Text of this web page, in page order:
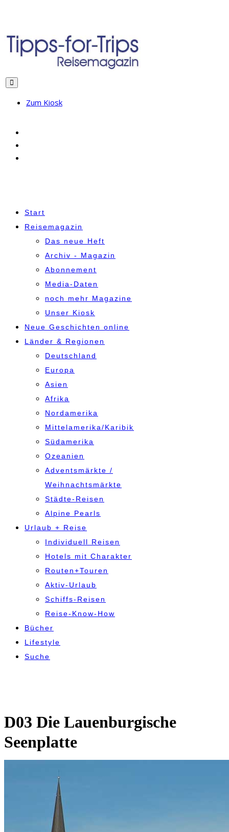
Zum Kiosk
Start
Reisemagazin
Das neue Heft
Archiv - Magazin
Abonnement
Media-Daten
noch mehr Magazine
Unser Kiosk
Neue Geschichten online
Länder & Regionen
Deutschland
Europa
Asien
Afrika
Nordamerika
Mittelamerika/Karibik
Südamerika
Ozeanien
Adventsmärkte /
Weihnachtsmärkte
Städte-Reisen
Alpine Pearls
Urlaub + Reise
Individuell Reisen
Hotels mit Charakter
Routen+Touren
Aktiv-Urlaub
Schiffs-Reisen
Reise-Know-How
Bücher
Lifestyle
Suche
D03 Die Lauenburgische
Seenplatte